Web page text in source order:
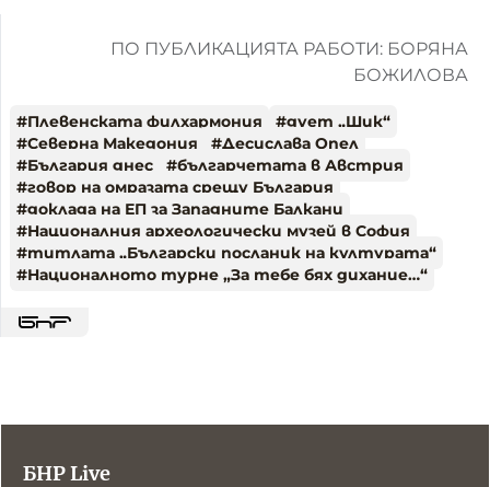
ПО ПУБЛИКАЦИЯТА РАБОТИ: БОРЯНА
БОЖИЛОВА
#Плевенската филхармония #дует „Шик“
#Северна Македония #Десислава Опел
#България днес #българчетата в Австрия
#говор на омразата срещу България
#доклада на ЕП за Западните Балкани
#Националния археологически музей в София
#титлата „Български посланик на културата“
#Националното турне „За тебе бях дихание…“
БНР Live